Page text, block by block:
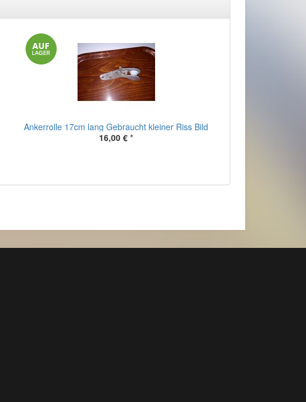
Ankerrolle 17cm lang Gebraucht kleiner Riss Bild
16,00 € *